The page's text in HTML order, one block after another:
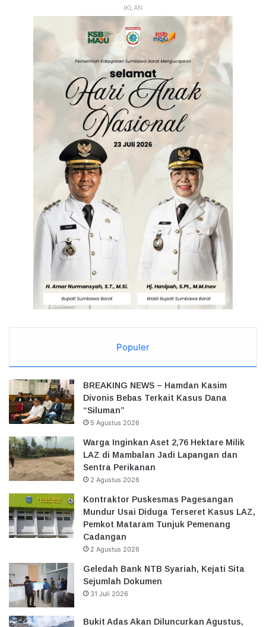
IKLAN
Populer
BREAKING NEWS – Hamdan Kasim
Divonis Bebas Terkait Kasus Dana
“Siluman”
5 Agustus 2026
Warga Inginkan Aset 2,76 Hektare Milik
LAZ di Mambalan Jadi Lapangan dan
Sentra Perikanan
2 Agustus 2026
Kontraktor Puskesmas Pagesangan
Mundur Usai Diduga Terseret Kasus LAZ,
Pemkot Mataram Tunjuk Pemenang
Cadangan
2 Agustus 2026
Geledah Bank NTB Syariah, Kejati Sita
Sejumlah Dokumen
31 Juli 2026
Bukit Adas Akan Diluncurkan Agustus,